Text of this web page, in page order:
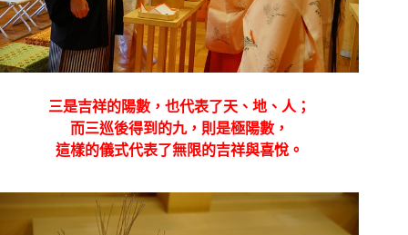
三是吉祥的陽數，也代表了天、地、人；
而三巡後得到的九，則是極陽數，
這樣的儀式代表了無限的吉祥與喜悅。